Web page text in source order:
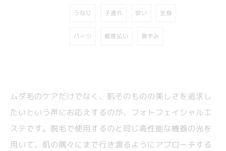
うなじ 子連れ 安い 全身
パーツ 都度払い 黒ずみ
ムダ毛のケアだけでなく、肌そのものの美しさを追求し
たいという声にお応えするのが、フォトフェイシャルエ
ステです。脱毛で使用するのと同じ高性能な機器の光を
用いて、肌の隅々にまで行き渡るようにアプローチする